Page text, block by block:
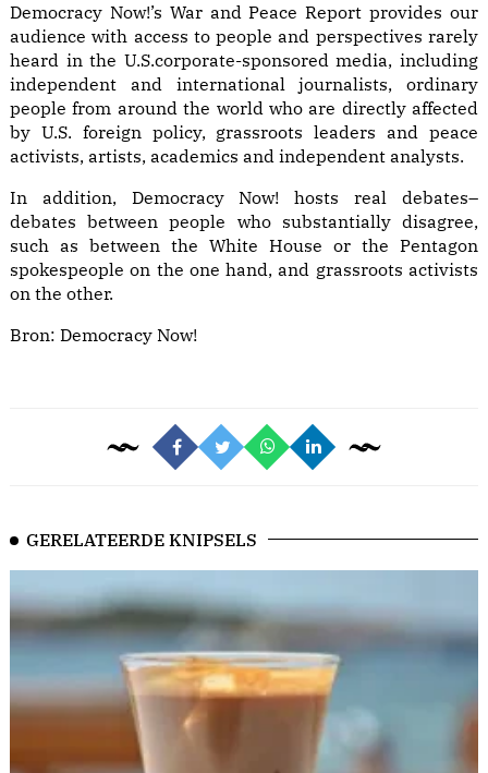
Democracy Now!’s War and Peace Report provides our
audience with access to people and perspectives rarely
heard in the U.S.corporate-sponsored media, including
independent and international journalists, ordinary
people from around the world who are directly affected
by U.S. foreign policy, grassroots leaders and peace
activists, artists, academics and independent analysts.
In addition, Democracy Now! hosts real debates–
debates between people who substantially disagree,
such as between the White House or the Pentagon
spokespeople on the one hand, and grassroots activists
on the other.
Bron: Democracy Now!
GERELATEERDE KNIPSELS